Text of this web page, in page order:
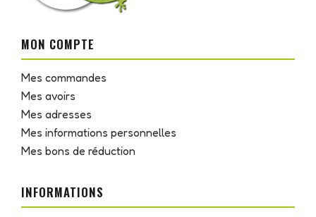
MON COMPTE
Mes commandes
Mes avoirs
Mes adresses
Mes informations personnelles
Mes bons de réduction
INFORMATIONS